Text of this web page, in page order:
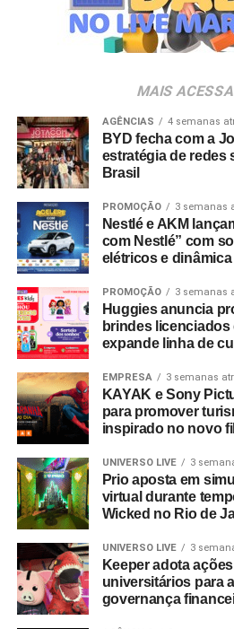
Veia”, conceito focado na
da música e da hospitalidade
de R$ 3.950,00. As demais
evento serão divulgadas nos
nos próximos meses.
MAIS
AGÊNCIAS 4 semanas
BYD fecha com a
estratégia de redes
Brasil
PROMOÇÃO 3 semanas
Nestlé e AKM
com Nestlé” com
elétricos e
PROMOÇÃO 3 semanas
Huggies anuncia
brindes licenciados
expande linha de
EMPRESA 3 semanas
KAYAK e Sony
para promover
inspirado no novo
UNIVERSO LIVE 3
Prio aposta em
virtual durante
Wicked no Rio de
UNIVERSO LIVE 3
Keeper adota
universitários para
governança